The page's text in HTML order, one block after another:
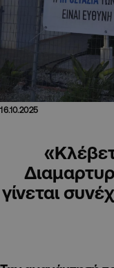
16.10.2025
γίνεται